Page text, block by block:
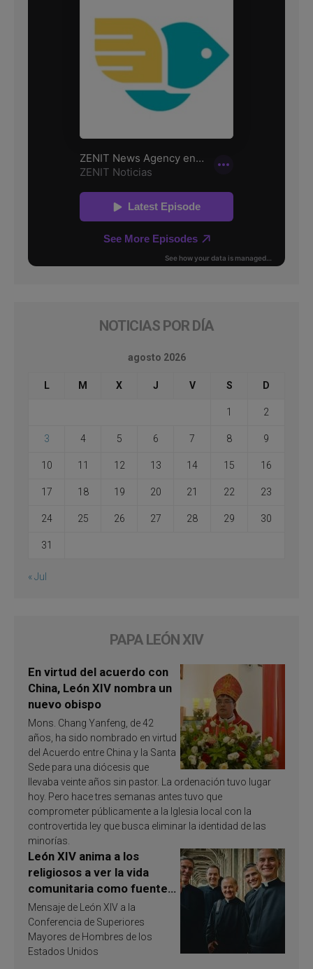
NOTICIAS POR DÍA
agosto 2026
L M X J V S D
1 2
3 4 5 6 7 8 9
10 11 12 13 14 15 16
17 18 19 20 21 22 23
24 25 26 27 28 29 30
31
« Jul
PAPA LEÓN XIV
En virtud del acuerdo con
China, León XIV nombra un
nuevo obispo
Mons. Chang Yanfeng, de 42
años, ha sido nombrado en virtud
del Acuerdo entre China y la Santa
Sede para una diócesis que
llevaba veinte años sin pastor. La ordenación tuvo lugar
hoy. Pero hace tres semanas antes tuvo que
comprometer públicamente a la Iglesia local con la
controvertida ley que busca eliminar la identidad de las
minorías.
León XIV anima a los
religiosos a ver la vida
comunitaria como fuente
de inspiración y
santificación
Mensaje de León XIV a la
Conferencia de Superiores
Mayores de Hombres de los
Estados Unidos